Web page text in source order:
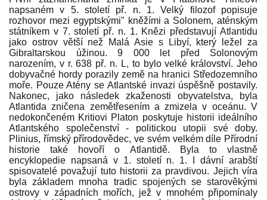
napsaném v 5. století př. n. 1. Velký filozof popisuje
rozhovor mezi egyptskými" kněžími a Solonem, aténským
státníkem v 7. století př. n. 1. Knězi představují Atlantidu
jako ostrov větší než Malá Asie s Libyí, který ležel za
Gibraltarskou úžinou. 9 000 let před Solonovým
narozením, v r. 638 př. n. L, to bylo velké království. Jeho
dobyvačné hordy porazily země na hranici Středozemního
moře. Pouze Atény se Atlantské invazi úspěšně postavily.
Nakonec, jako následek zkaženosti obyvatelstva, byla
Atlantida zničena zemětře­sením a zmizela v oceánu. V
nedokončeném Kritiovi Platon posky­tuje historii ideálního
Atlantského společenství - politickou utopii své doby.
Plinius, římský přírodovědec, ve svém velkém díle Přírodní
histo­rie také hovoří o Atlantidě. Byla to vlastně
encyklopedie napsaná v 1. století n. 1. I dávní arabští
spisovatelé považují tuto historii za pravdivou. Jejich víra
byla základem mnoha tradic spojených se starověkými
ostrovy v západních mořích, jež v mnohém připomí­naly